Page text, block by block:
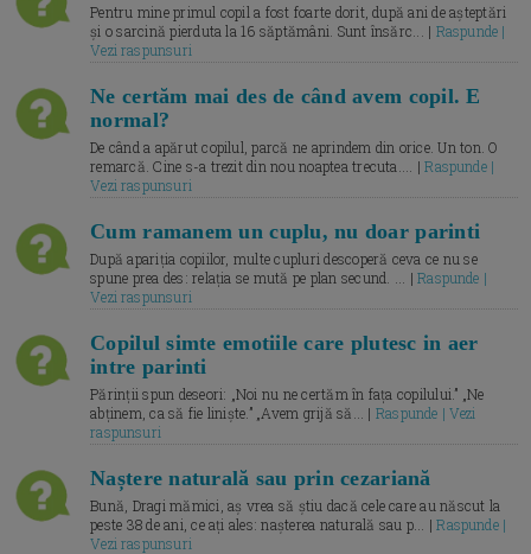
Pentru mine primul copil a fost foarte dorit, după ani de așteptări
și o sarcină pierduta la 16 săptămâni. Sunt însărc... | Raspunde |
Vezi raspunsuri
Ne certăm mai des de când avem copil. E
normal?
De când a apărut copilul, parcă ne aprindem din orice. Un ton. O
remarcă. Cine s-a trezit din nou noaptea trecuta.... |Raspunde |
Vezi raspunsuri
Cum ramanem un cuplu, nu doar parinti
După apariția copiilor, multe cupluri descoperă ceva ce nu se
spune prea des: relația se mută pe plan secund. ... |Raspunde |
Vezi raspunsuri
Copilul simte emotiile care plutesc in aer
intre parinti
Părinții spun deseori: „Noi nu ne certăm în fața copilului.” „Ne
abținem, ca să fie liniște.” „Avem grijă să... | Raspunde | Vezi
raspunsuri
Naștere naturală sau prin cezariană
Bună, Dragi mămici, aș vrea să știu dacă cele care au născut la
peste 38 de ani, ce ați ales: nașterea naturală sau p... |Raspunde |
Vezi raspunsuri